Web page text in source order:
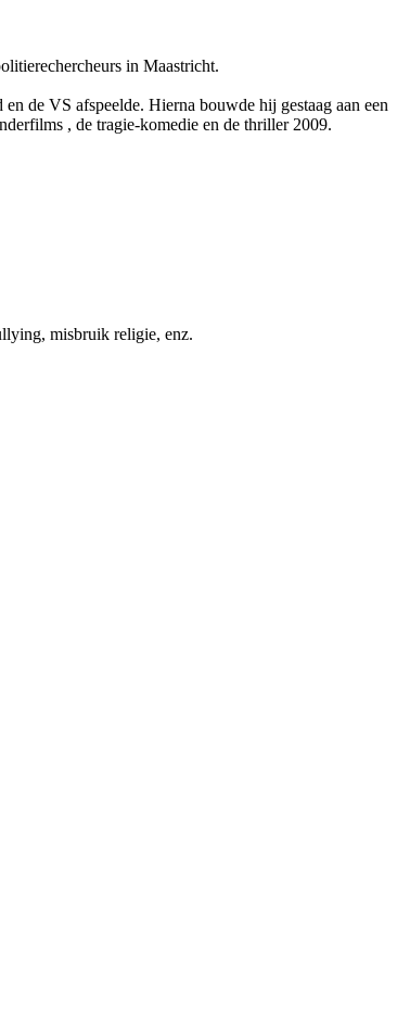
in Maastricht.
de VS afspeelde. Hierna bouwde hij gestaag aan een
, de tragie-komedie en de thriller 2009.
misbruik religie, enz.